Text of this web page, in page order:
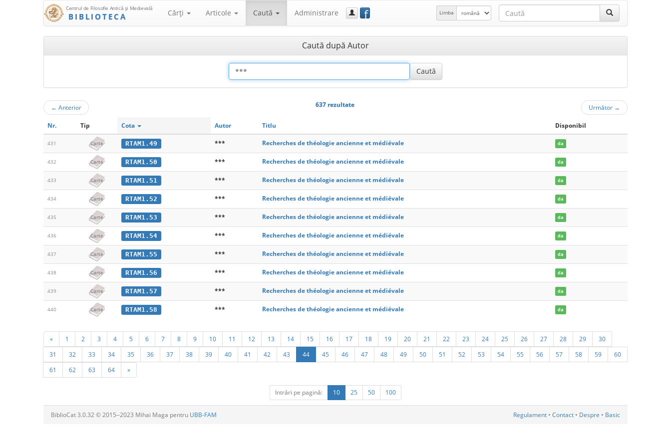
Centrul de Filosofie Antică şi Medievală
BIBLIOTECA Cărţi Articole Caută Administrare f Limba
Caută după Autor
← Anterior 637 rezultate Următor →
Nr. Tip Cota Autor Titlu Disponibil
431 Carte RTAM1.49 *** Recherches de théologie ancienne et médiévale da
432 Carte RTAM1.50 *** Recherches de théologie ancienne et médiévale da
433 Carte RTAM1.51 *** Recherches de théologie ancienne et médiévale da
434 Carte RTAM1.52 *** Recherches de théologie ancienne et médiévale da
435 Carte RTAM1.53 *** Recherches de théologie ancienne et médiévale da
436 Carte RTAM1.54 *** Recherches de théologie ancienne et médiévale da
437 Carte RTAM1.55 *** Recherches de théologie ancienne et médiévale da
438 Carte RTAM1.56 *** Recherches de théologie ancienne et médiévale da
439 Carte RTAM1.57 *** Recherches de théologie ancienne et médiévale da
440 Carte RTAM1.58 *** Recherches de théologie ancienne et médiévale da
« 1 2 3 4 5 6 7 8 9 10 11 12 13 14 15 16 17 18 19 20 21 22 23 24 25 26 27 28 29
30
31
32 33 34 35 36 37 38 39 40 41 42 43 44 45 46 47 48 49 50 51 52 53 54 55 56 57 58 59
60
61
62 63 64 »
Intrări pe pagină: 10 25 50 100
BiblioCat 3.0.32 © 2015‒2023 Mihai Maga pentru UBB-FAM Regulament • Contact • Despre • Basic